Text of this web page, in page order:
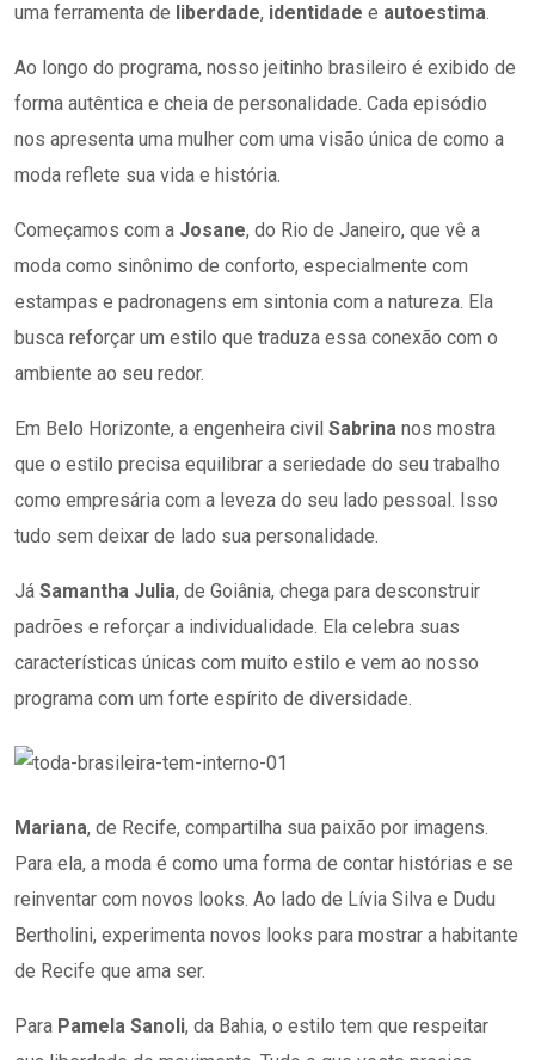
uma ferramenta de liberdade, identidade e autoestima.
Ao longo do programa, nosso jeitinho brasileiro é exibido de
forma autêntica e cheia de personalidade. Cada episódio
nos apresenta uma mulher com uma visão única de como a
moda reflete sua vida e história.
Começamos com a Josane, do Rio de Janeiro, que vê a
moda como sinônimo de conforto, especialmente com
estampas e padronagens em sintonia com a natureza. Ela
busca reforçar um estilo que traduza essa conexão com o
ambiente ao seu redor.
Em Belo Horizonte, a engenheira civil Sabrina nos mostra
que o estilo precisa equilibrar a seriedade do seu trabalho
como empresária com a leveza do seu lado pessoal. Isso
tudo sem deixar de lado sua personalidade.
Já Samantha Julia, de Goiânia, chega para desconstruir
padrões e reforçar a individualidade. Ela celebra suas
características únicas com muito estilo e vem ao nosso
programa com um forte espírito de diversidade.
Mariana, de Recife, compartilha sua paixão por imagens.
Para ela, a moda é como uma forma de contar histórias e se
reinventar com novos looks. Ao lado de Lívia Silva e Dudu
Bertholini, experimenta novos looks para mostrar a habitante
de Recife que ama ser.
Para Pamela Sanoli, da Bahia, o estilo tem que respeitar